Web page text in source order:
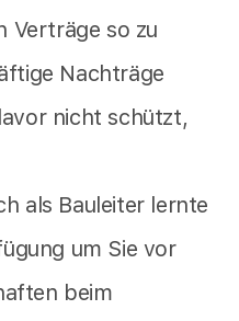
Verträge so zu
Nachträge
nicht schützt,
als Bauleiter lernte
um Sie vor
beim